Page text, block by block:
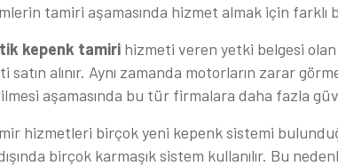
tamiri aşamasında hizmet almak için farklı
kepenk tamiri hizmeti veren yetki belgesi
satın alınır. Aynı zamanda motorların zarar
aşamasında bu tür firmalara daha fazla
hizmetleri birçok yeni kepenk sistemi
birçok karmaşık sistem kullanılır. Bu